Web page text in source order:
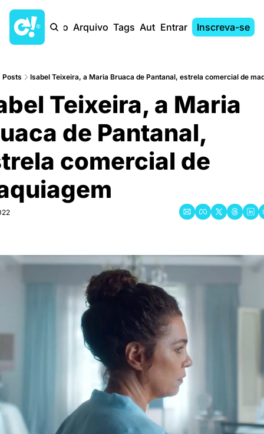
Início Arquivo Tags AutoresEntrar Inscreva-se
Posts Isabel Teixeira, a Maria Bruaca de Pantanal, estrela comercial de
Teixeira, a Maria
de Pantanal,
comercial de